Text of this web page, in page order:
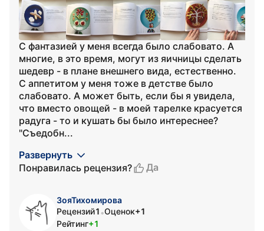
С фантазией у меня всегда было слабовато. А
многие, в это время, могут из яичницы сделать
шедевр - в плане внешнего вида, естественно.
С аппетитом у меня тоже в детстве было
слабовато. А может быть, если бы я увидела,
что вместо овощей - в моей тарелке красуется
радуга - то и кушать бы было интереснее?
"Съедобн...
Развернуть
Понравилась рецензия?
Да
ЗояТихомирова
Рецензий1 •Оценок+1
Рейтинг+1